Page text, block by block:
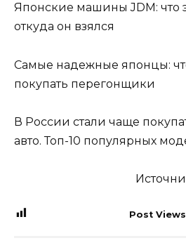
Японские машины JDM: что
откуда он взялся
Самые надежные японцы:
покупать перегонщики
В России стали чаще
авто. Топ-10 популярных
Post